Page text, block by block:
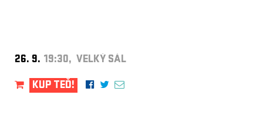
26. 9. 19:30, VELKÝ SÁL
KUP TEĎ!